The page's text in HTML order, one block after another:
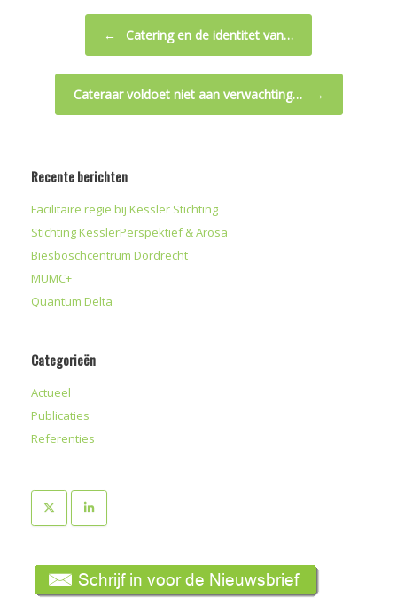
← Catering en de identitet van…
Cateraar voldoet niet aan verwachting… →
Recente berichten
Facilitaire regie bij Kessler Stichting
Stichting KesslerPerspektief & Arosa
Biesboschcentrum Dordrecht
MUMC+
Quantum Delta
Categorieën
Actueel
Publicaties
Referenties